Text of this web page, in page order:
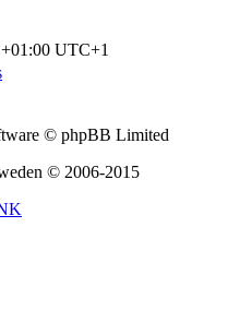
UTC+1
© phpBB Limited
© 2006-2015